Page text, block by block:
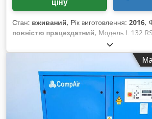
Стан: вживаний, Рік виготовлення: 2016,
повністю працездатний, Модель L 132
потужність двигуна: 132 кВт Робочий тиск:
Aisztqitj Ijwa